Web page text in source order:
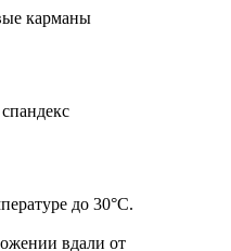
карманы
до 30°C.
вдали от